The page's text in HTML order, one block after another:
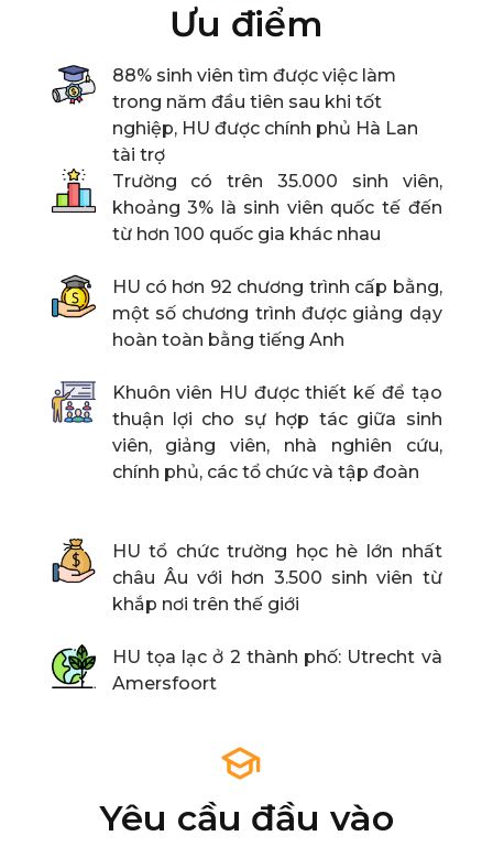
Ưu điểm
88% sinh viên tìm được việc làm
trong năm đầu tiên sau khi tốt
nghiệp, HU được chính phủ Hà Lan
tài trợ
Trường có trên 35.000 sinh viên,
khoảng 3% là sinh viên quốc tế đến
từ hơn 100 quốc gia khác nhau
HU có hơn 92 chương trình cấp bằng,
một số chương trình được giảng dạy
hoàn toàn bằng tiếng Anh
Khuôn viên HU được thiết kế để tạo
thuận lợi cho sự hợp tác giữa sinh
viên, giảng viên, nhà nghiên cứu,
chính phủ, các tổ chức và tập đoàn
HU tổ chức trường học hè lớn nhất
châu Âu với hơn 3.500 sinh viên từ
khắp nơi trên thế giới
HU tọa lạc ở 2 thành phố: Utrecht và
Amersfoort
Yêu cầu đầu vào